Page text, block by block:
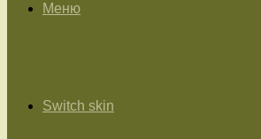
Меню
Switch skin